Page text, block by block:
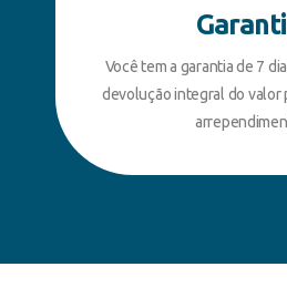
Você tem a garantia de 7
devolução integral do valor